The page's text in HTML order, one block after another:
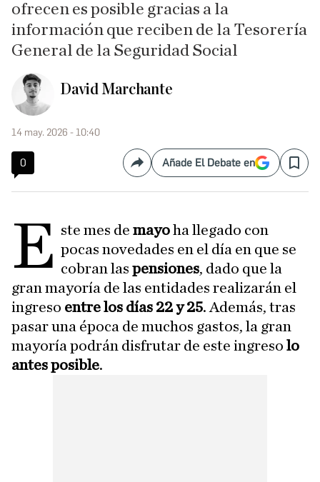
ofrecen es posible gracias a la
información que reciben de la Tesorería
General de la Seguridad Social
David Marchante
14 may. 2026 - 10:40
0 CompartirAñade El Debate en Save
E ste mes demayoha llegado con
pocas novedades en el día en que se
cobran laspensiones, dado que la
gran mayoría de las entidades realizarán el
ingreso entre los días 22 y 25. Además, tras
pasar una época de muchos gastos, la gran
mayoría podrán disfrutar de este ingreso lo
antes posible.